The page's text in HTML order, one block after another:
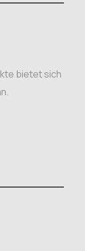
bietet sich